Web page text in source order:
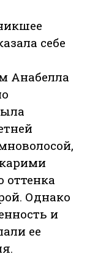
себе
Анабелла
оттенка
Однако
и
ее